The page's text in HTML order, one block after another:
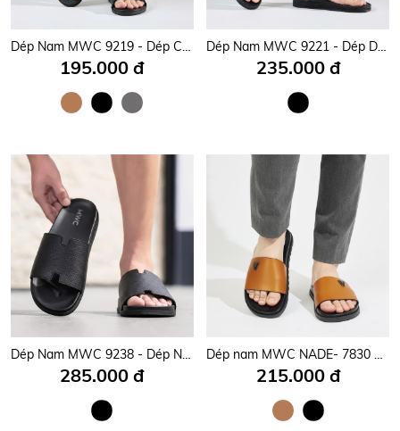
Dép Nam MWC 9219 - Dép Caro Basic Nam, Quai Da Ngang Bản Rộng Bền Đẹp, Cá Tính, Sang Trọng.
195.000 đ
Dép Nam MWC 9221 - Dép Da Nam Quai Kẹp Thời Trang Hè Thu Đi Học, Đi Chơi, Dạo Phố Siêu Bền Đẹp, Nam Tính.
235.000 đ
285.000 đ 215.000 đ